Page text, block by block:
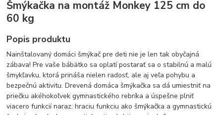
Šmýkačka na montáž Monkey 125 cm do
60 kg
Popis produktu
Nainštalovaný domáci šmýkač pre deti nie je len tak obyčajná
zábava! Pre vaše bábätko sa oplatí postarať sa o stabilnú a malú
šmykľavku, ktorá prináša nielen radosť, ale aj veľa pohybu a
bezpečnú aktivitu. Drevená domáca šmýkačka sa dá umiestniť na
priečku akéhokoľvek gymnastického rebríka a úspešne plniť
viacero funkcií naraz: hraciu funkciu ako šmýkačka a gymnastickú